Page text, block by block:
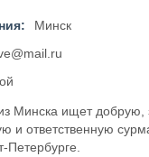
Минск
Минска ищет добрую,
и ответственную
Петербурге.